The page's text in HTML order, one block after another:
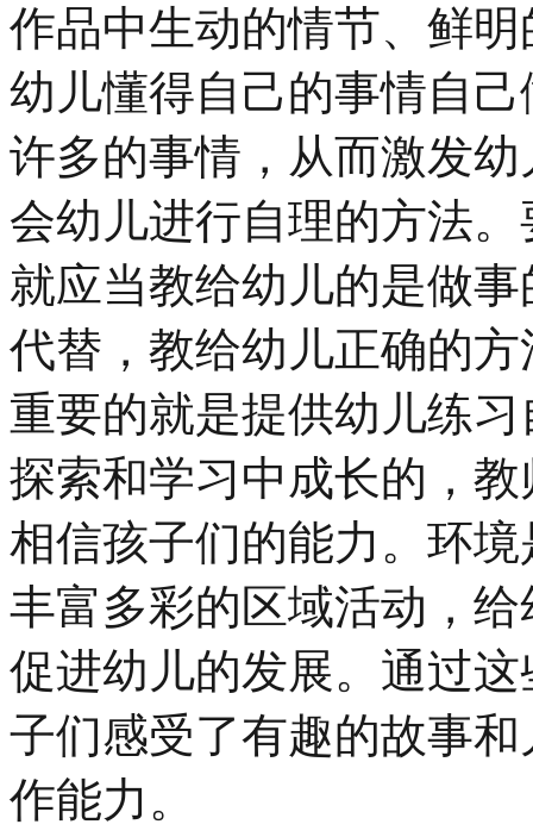
作品中生动的情节、鲜
幼儿懂得自己的事情自
许多的事情，从而激发
会幼儿进行自理的方法
就应当教给幼儿的是做
代替，教给幼儿正确的
重要的就是提供幼儿练
探索和学习中成长的，
相信孩子们的能力。环
丰富多彩的区域活动，
促进幼儿的发展。通过
子们感受了有趣的故事
作能力。